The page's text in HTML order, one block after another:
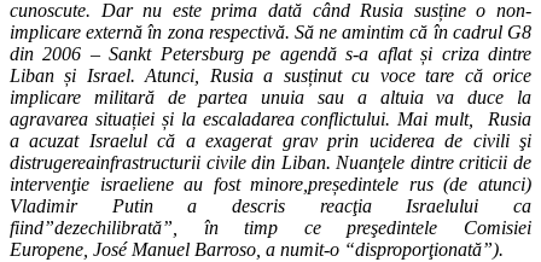
cunoscute. Dar nu este prima dată când Rusia susține o non-
implicare externă în zona respectivă. Să ne amintim că în cadrul G8
din 2006 – Sankt Petersburg pe agendă s-a aflat și criza dintre
Liban și Israel. Atunci, Rusia a susținut cu voce tare că orice
implicare militară de partea unuia sau a altuia va duce la
agravarea situației și la escaladarea conflictului. Mai mult, Rusia
a acuzat Israelul că a exagerat grav prin uciderea de civili şi
distrugereainfrastructurii civile din Liban. Nuanţele dintre criticii de
intervenţie israeliene au fost minore,președintele rus (de atunci)
Vladimir Putin a descris reacţia Israelului ca
fiind”dezechilibrată”, în timp ce preşedintele Comisiei
Europene, José Manuel Barroso, a numit-o “disproporţionată”).